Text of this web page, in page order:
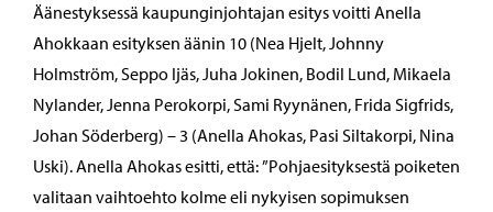
Äänestyksessä kaupunginjohtajan esitys voitti Anella
Ahokkaan esityksen äänin 10 (Nea Hjelt, Johnny
Holmström, Seppo Ijäs, Juha Jokinen, Bodil Lund, Mikaela
Nylander, Jenna Perokorpi, Sami Ryynänen, Frida Sigfrids,
Johan Söderberg) – 3 (Anella Ahokas, Pasi Siltakorpi, Nina
Uski). Anella Ahokas esitti, että: ”Pohjaesityksestä poiketen
valitaan vaihtoehto kolme eli nykyisen sopimuksen